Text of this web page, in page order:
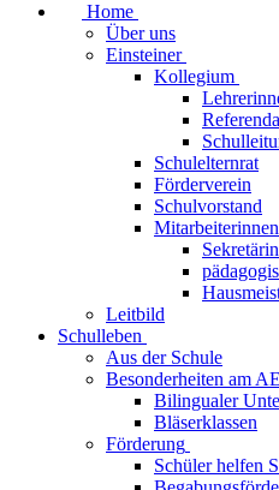
Home
Über uns
Einsteiner
Kollegium
Schulelternrat
Förderverein
Schulvorstand
Leitbild
Schulleben
Aus der Schule
Besonderheiten am
Bilingualer
Bläserklassen
Förderung
Schüler helfen